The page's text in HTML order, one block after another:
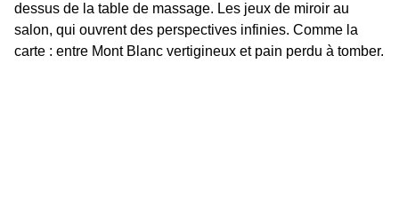
dessus de la table de massage. Les jeux de miroir au
salon, qui ouvrent des perspectives infinies. Comme la
carte : entre Mont Blanc vertigineux et pain perdu à tomber.